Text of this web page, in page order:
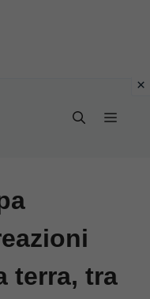
terra, tra